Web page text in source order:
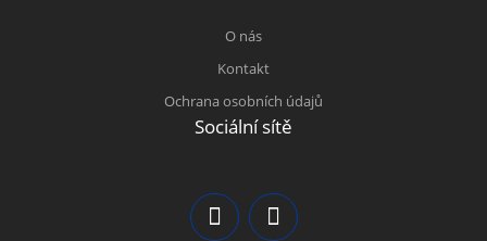
O nás
Kontakt
Ochrana osobních údajů
Sociální sítě